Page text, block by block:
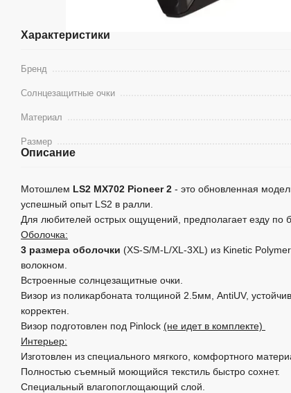
Характеристики
Бренд
Солнцезащитные очки
Материал
Размер
Описание
Мотошлем LS2 MX702 Pioneer 2 - это обновленная
успешный опыт LS2 в ралли.
Для любителей острых ощущений, предполагает езду по
Оболочка:
3 размера оболочки (XS-S/M-L/XL-3XL) из Kinetic
волокном.
Встроенные солнцезащитные очки.
Визор из поликарбоната толщиной 2.5мм, AntiUV,
корректен.
Визор подготовлен под Pinlock (не идет в комплекте)
Интерьер:
Изготовлен из специального мягкого, комфортного
Полностью съемный моющийся текстиль быстро сохнет.
Специальный влагопоглощающий слой.